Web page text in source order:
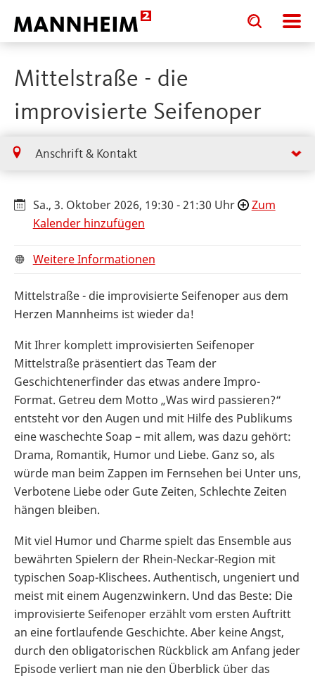
Toggle
search
input
Toggle
search
input
Mittelstraße - die
improvisierte Seifenoper
Anschrift & Kontakt
Sa., 3. Oktober 2026, 19:30 - 21:30 Uhr
Zum
Kalender hinzufügen
Weitere Informationen
Mittelstraße - die improvisierte Seifenoper aus dem
Herzen Mannheims ist wieder da!
Mit Ihrer komplett improvisierten Seifenoper
Mittelstraße präsentiert das Team der
Geschichtenerfinder das etwas andere Impro-
Format. Getreu dem Motto „Was wird passieren?“
entsteht vor den Augen und mit Hilfe des Publikums
eine waschechte Soap – mit allem, was dazu gehört:
Drama, Romantik, Humor und Liebe. Ganz so, als
würde man beim Zappen im Fernsehen bei Unter uns,
Verbotene Liebe oder Gute Zeiten, Schlechte Zeiten
hängen bleiben.
Mit viel Humor und Charme spielt das Ensemble aus
bewährten Spielern der Rhein-Neckar-Region mit
typischen Soap-Klischees. Authentisch, ungeniert und
meist mit einem Augenzwinkern. Und das Beste: Die
improvisierte Seifenoper erzählt vom ersten Auftritt
an eine fortlaufende Geschichte. Aber keine Angst,
durch den obligatorischen Rückblick am Anfang jeder
Episode verliert man nie den Überblick über das